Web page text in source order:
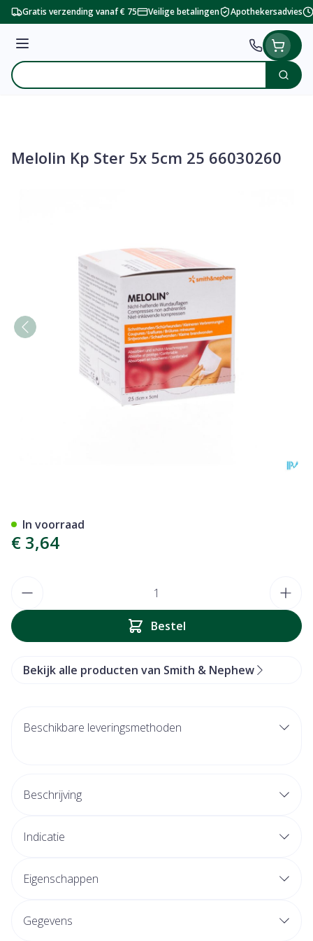
Ga naar de inhoud
Gratis verzending vanaf € 75 Veilige betalingen Apothekersadvies
Menu
Product, merk, categorie...
Zoek
Melolin Kp Ster 5x 5cm 25 66030260
€ 3,64
Bestel
In voorraad
Bekijk alle producten van Smith & Nephew
Beschikbare leveringsmethoden
Beschrijving
Indicatie
Eigenschappen
Gegevens